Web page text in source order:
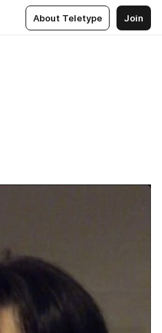
About Teletype Join